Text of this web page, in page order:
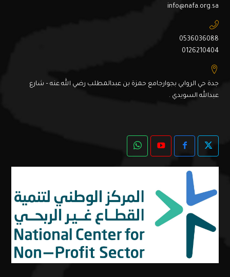
info@nafa.org.sa
0536036088
0126210404
جدة حي الروابي بجوارجامع حمزة بن عبدالمطلب رضي الله عنه – شارع
عبدالله السويدي .